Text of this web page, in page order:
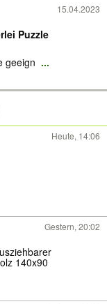
15.04.2023
Puzzle
geeign ...
Heute, 14:06
Gestern, 20:02
140x90